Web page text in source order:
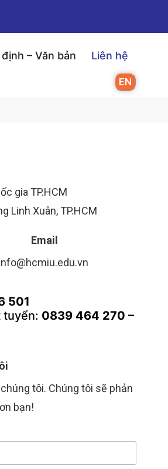
– Văn bản Liên hệ
EN
gia TP.HCM
Linh Xuân, TP.HCM
Email
501
tuyển: 0839 464 270 –
tôi. Chúng tôi sẽ phản
bạn!